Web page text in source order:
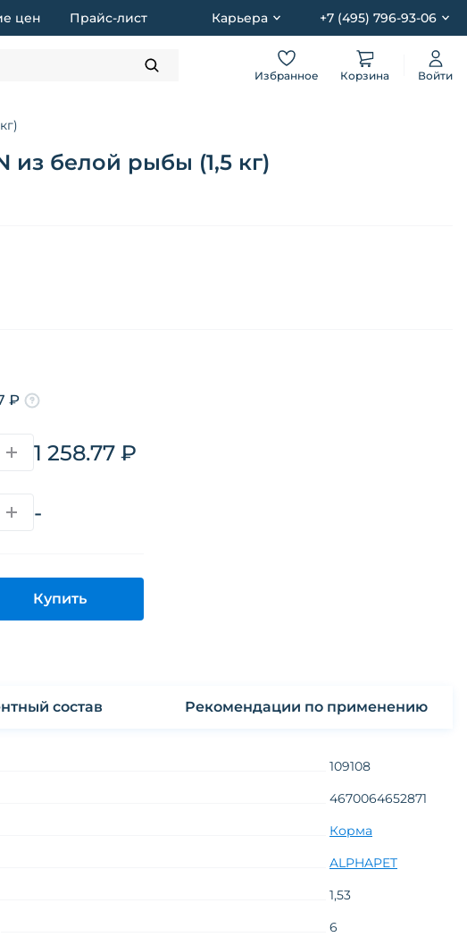
цен Прайс-лист Карьера +7 (495) 796-93-06
Избранное Корзина Войти
из белой рыбы (1,5 кг)
₽
1 258.77 ₽
-
Купить
состав Рекомендации по применению
109108
4670064652871
Корма
ALPHAPET
1,53
6